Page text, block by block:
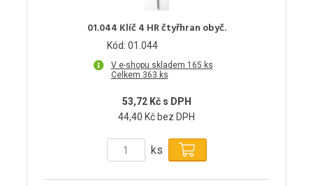
01.044 Klíč 4 HR čtyřhran obyč.
Kód: 01.044
V e-shopu skladem 165 ks
Celkem 363 ks
53,72 Kč s DPH
44,40 Kč bez DPH
ks